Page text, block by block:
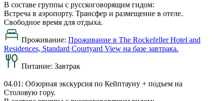
В составе группы с русскоговорящим гидом:
Встреча в аэропорту. Трансфер и размещение в отеле.
Свободное время для отдыха.
Проживание: Проживание в The Rockefeller Hotel and
Residences, Standard Courtyard View на базе завтрака.
Питание: Завтрак
04.01: Обзорная экскурсия по Кейптауну + подъем на
Столовую гору.